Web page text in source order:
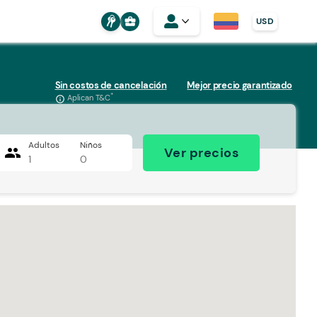
business_center USD
Sin costos de cancelación
info_outline Aplican T&C*
Mejor precio garantizado
people Adultos
1
Niños
0 Ver precios